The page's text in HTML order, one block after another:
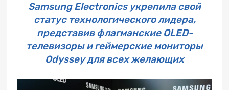
Samsung Electronics укрепила свой
статус технологического лидера,
представив флагманские OLED-
телевизоры и геймерские мониторы
Odyssey для всех желающих